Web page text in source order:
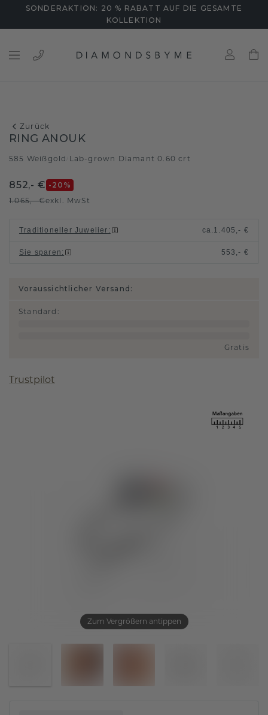
SONDERAKTION: 20 % RABATT AUF DIE GESAMTE
KOLLEKTION
Zurück
Zum Vergrößern antippen
RING ANOUK
585 Weißgold Lab-grown Diamant 0.60 crt
852,- € -20 %
1.065,- €exkl. MwSt
Traditioneller Juwelier : ca. 1.405,- €
Sie sparen : 553,- €
Voraussichtlicher Versand:
Standard :
Gratis
Trustpilot